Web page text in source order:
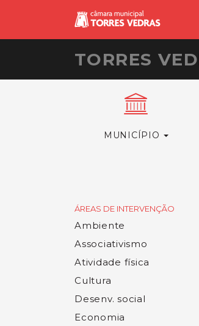
TORRES
MUNICÍPIO
ÁREAS DE INTERVENÇÃO
Ambiente
Associativismo
Atividade física
Cultura
Desenv. social
Economia